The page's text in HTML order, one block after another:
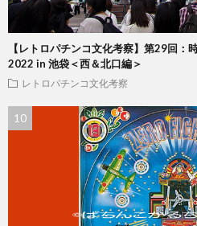
【レトロパチンコ文化考察】第29回
2022 in 池袋＜西＆北口編＞
レトロパチンコ文化考察